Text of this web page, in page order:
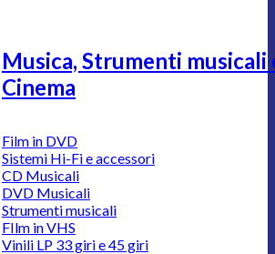
Musica, Strumenti musicali
Cinema
Film in DVD
Sistemi Hi-Fi e accessori
CD Musicali
DVD Musicali
Strumenti musicali
FIlm in VHS
Vinili LP 33 giri e 45 giri